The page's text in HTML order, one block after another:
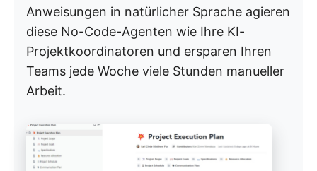
Anweisungen in natürlicher Sprache agieren
diese No-Code-Agenten wie Ihre KI-
Projektkoordinatoren und ersparen Ihren
Teams jede Woche viele Stunden manueller
Arbeit.